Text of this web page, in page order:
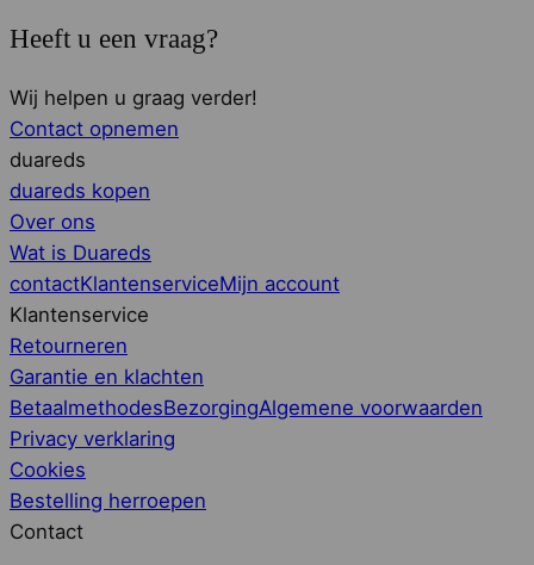
Heeft u een vraag?
Wij helpen u graag verder!
Contact opnemen
duareds
duareds kopen
Over ons
Wat is Duareds
contactKlantenserviceMijn account
Klantenservice
Retourneren
Garantie en klachten
BetaalmethodesBezorgingAlgemene voorwaarden
Privacy verklaring
Cookies
Bestelling herroepen
Contact